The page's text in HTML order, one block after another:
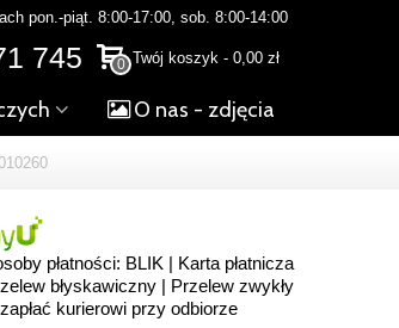
pon.-piąt. 8:00-17:00, sob. 8:00-14:00
0 Twój koszyk - 0,00 zł
745
O nas - zdjęcia
płatności: BLIK | Karta płatnicza
błyskawiczny | Przelew zwykły
kurierowi przy odbiorze